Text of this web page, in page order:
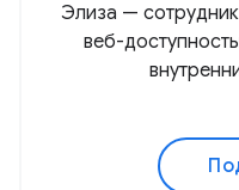
Элиза —
веб-